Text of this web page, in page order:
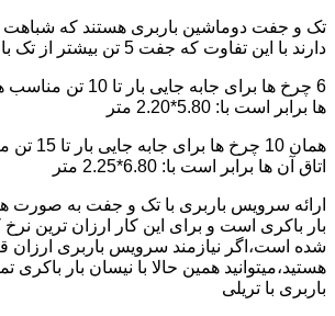
تک و جفت دوماشین باربری هستند که شباهت
دارند با این تفاوت که جفت 5 تن بیشتر از تک بار حمل میکند.
6 چرخ ها برای جابه
ها برابر است با: 5.80*2.20 متر
همان 10
اتاق آن ها برابر است با: 6.80*2.25 متر
ارائه سرویس باربری با تک و جفت به صورت
بار باکری است و برای این کار ارزان ترین نرخ
شده است،اگر نیازمند سرویس باربری
هستید،میتوانید همین حالا با نیسان بار باکری
باربری با تریلی